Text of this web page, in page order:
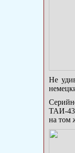
Не
ТАИ-43
на том